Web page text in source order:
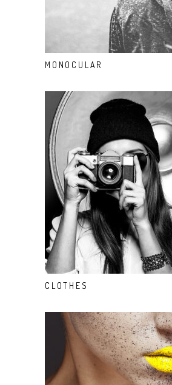
MONOCULAR
AÑADIR AL CARRITO
CLOTHES